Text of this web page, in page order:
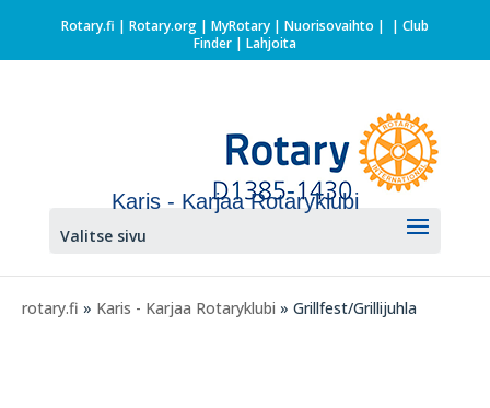
Rotary.fi | Rotary.org| MyRotary | Nuorisovaihto | | Club
Finder| Lahjoita
Karis - Karjaa Rotaryklubi
Valitse sivu
rotary.fi » Karis - Karjaa Rotaryklubi » Grillfest/Grillijuhla